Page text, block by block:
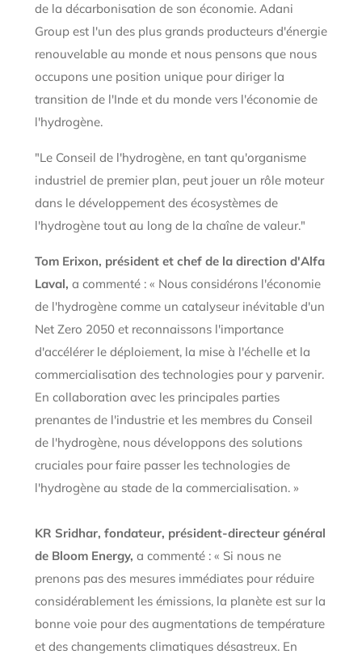
de la décarbonisation de son économie. Adani
Group est l'un des plus grands producteurs d'énergie
renouvelable au monde et nous pensons que nous
occupons une position unique pour diriger la
transition de l'Inde et du monde vers l'économie de
l'hydrogène.
"Le Conseil de l'hydrogène, en tant qu'organisme
industriel de premier plan, peut jouer un rôle moteur
dans le développement des écosystèmes de
l'hydrogène tout au long de la chaîne de valeur."
Tom Erixon, président et chef de la direction d'Alfa
Laval, a commenté : « Nous considérons l'économie
de l'hydrogène comme un catalyseur inévitable d'un
Net Zero 2050 et reconnaissons l'importance
d'accélérer le déploiement, la mise à l'échelle et la
commercialisation des technologies pour y parvenir.
En collaboration avec les principales parties
prenantes de l'industrie et les membres du Conseil
de l'hydrogène, nous développons des solutions
cruciales pour faire passer les technologies de
l'hydrogène au stade de la commercialisation. »
KR Sridhar, fondateur, président-directeur général
de Bloom Energy, a commenté : « Si nous ne
prenons pas des mesures immédiates pour réduire
considérablement les émissions, la planète est sur la
bonne voie pour des augmentations de température
et des changements climatiques désastreux. En